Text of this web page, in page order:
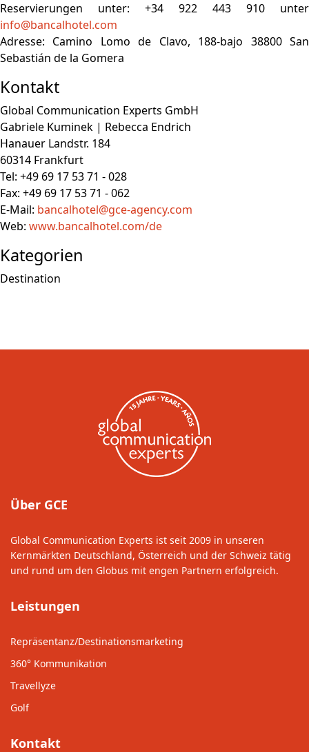
Reservierungen unter: +34 922 443 910 unter
info@bancalhotel.com
Adresse: Camino Lomo de Clavo, 188-bajo 38800 San
Sebastián de la Gomera
Kontakt
Global Communication Experts GmbH
Gabriele Kuminek | Rebecca Endrich
Hanauer Landstr. 184
60314 Frankfurt
Tel: +49 69 17 53 71 - 028
Fax: +49 69 17 53 71 - 062
E-Mail: bancalhotel@gce-agency.com
Web: www.bancalhotel.com/de
Kategorien
Destination
Über GCE
Global Communication Experts ist seit 2009 in unseren
Kernmärkten Deutschland, Österreich und der Schweiz tätig
und rund um den Globus mit engen Partnern erfolgreich.
Leistungen
Repräsentanz/Destinationsmarketing
360° Kommunikation
Travellyze
Golf
Kontakt